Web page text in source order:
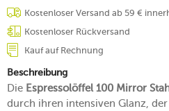
Kostenloser Versand ab 59 €
Kostenloser Rückversand
Kauf auf Rechnung
Beschreibung
Die Espressolöffel 100 Mirror
durch ihren intensiven Glanz,